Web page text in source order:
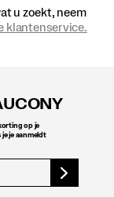
u zoekt, neem
klantenservice.
korting op je
je aanmeldt